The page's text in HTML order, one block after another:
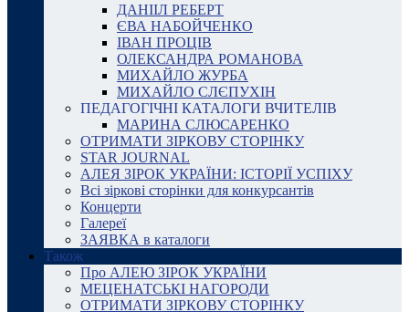
ДАНІІЛ РЕБЕРТ
ЄВА НАБОЙЧЕНКО
ІВАН ПРОЦІВ
ОЛЕКСАНДРА РОМАНОВА
МИХАЙЛО ЖУРБА
МИХАЙЛО СЛЄПУХІН
ПЕДАГОГІЧНІ КАТАЛОГИ ВЧИТЕЛІВ
МАРИНА СЛЮСАРЕНКО
ОТРИМАТИ ЗІРКОВУ СТОРІНКУ
STAR JOURNAL
АЛЕЯ ЗІРОК УКРАЇНИ: ІСТОРІЇ УСПІХУ
Всі зіркові сторінки для конкурсантів
Концерти
Галереї
ЗАЯВКА в каталоги
Також
Про АЛЕЮ ЗІРОК УКРАЇНИ
МЕЦЕНАТСЬКІ НАГОРОДИ
ОТРИМАТИ ЗІРКОВУ СТОРІНКУ